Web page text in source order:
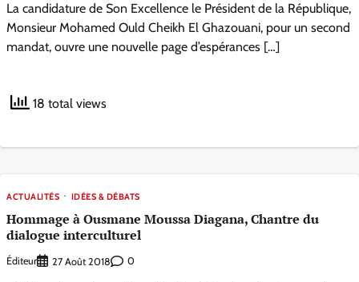
La candidature de Son Excellence le Président de la République,
Monsieur Mohamed Ould Cheikh El Ghazouani, pour un second
mandat, ouvre une nouvelle page d’espérances […]
18 total views
ACTUALITÉS IDÉES & DÉBATS
Hommage à Ousmane Moussa Diagana, Chantre du
dialogue interculturel
Éditeur 27 Août 2018 0